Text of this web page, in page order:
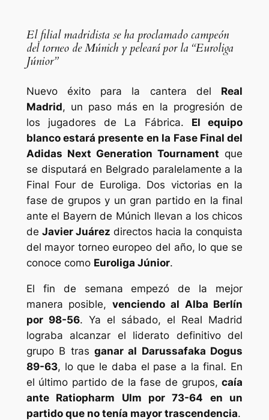
El filial madridista se ha proclamado campeón
del torneo de Múnich y peleará por la “Euroliga
Júnior”
Nuevo éxito para la cantera del Real
Madrid, un paso más en la progresión de
los jugadores de La Fábrica. El equipo
blanco estará presente en la Fase Final del
Adidas Next Generation Tournament que
se disputará en Belgrado paralelamente a la
Final Four de Euroliga. Dos victorias en la
fase de grupos y un gran partido en la final
ante el Bayern de Múnich llevan a los chicos
de Javier Juárez directos hacia la conquista
del mayor torneo europeo del año, lo que se
conoce como Euroliga Júnior.
El fin de semana empezó de la mejor
manera posible,venciendo al Alba Berlín
por 98-56. Ya el sábado, el Real Madrid
lograba alcanzar el liderato definitivo del
grupo B tras ganar al Darussafaka Dogus
89-63, lo que le daba el pase a la final. En
el último partido de la fase de grupos,caía
ante Ratiopharm Ulm por 73-64 en un
partido que no tenía mayor trascendencia.